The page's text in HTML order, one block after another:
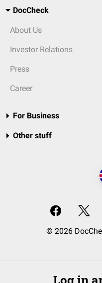
DocCheck
About Us
Investor Relations
Press
Career
For Business
Other stuff
© 2026